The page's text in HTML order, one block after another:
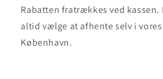
Rabatten fratrækkes ved kassen.
altid vælge at afhente selv i
København.